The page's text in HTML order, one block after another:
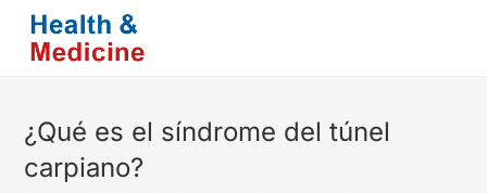
Saltar
contenido
¿Qué es el síndrome del túnel
carpiano?